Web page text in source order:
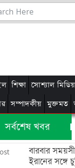
শিক্ষা সোশ্যাল
সম্পাদকীয় মুক্তমত
সর্বশেষ খবর
বারবার
ইরানের সঙ্গে